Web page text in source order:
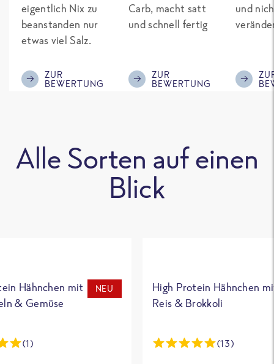
eigentlich Nix zu
beanstanden nur
etwas viel Salz.
ZUR
BEWERTUNG
Carb, macht satt
und schnell fertig
ZUR
BEWERTUNG
und
Alle Sorten auf einen
Blick
Hähnchen mit
& Gemüse
NEU
(1)
High Protein Hähnchen
Reis & Brokkoli
(13)